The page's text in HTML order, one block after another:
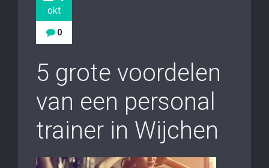
okt
0
5 grote voordelen
van een personal
trainer in Wijchen